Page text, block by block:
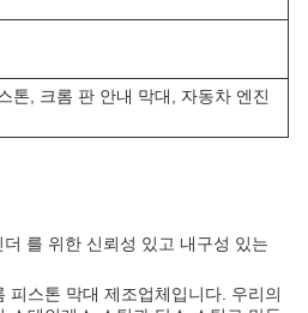
톤, 크롬 판 안내 막대, 자동차 엔진
를 위한 신뢰성 있고 내구성 있는
피스톤 막대 제조업체입니다. 우리의